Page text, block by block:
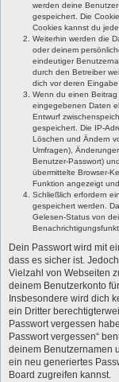
werden deine
gespeichert. Die
Cookies kannst du
Weiterhin werden die
oder deinem
eindeutiger
durch den Betreiber
dich vor deren Eingabe
Wenn du einen
eingegebenen Daten
Entwurf
gespeichert. Die IP-
Löschen und Ändern
Umfragen),
Benutzer-Passwort)
übermittelte Browser-
Funktion angezeigt
Schließlich erfordern
gespeichert werden.
Gelesen-Status von
Dein Passwort wird mit
dass es sicher ist.
Vielzahl von Webseiten
deinem Benutzerkonto
Insbesondere wird dich
ein Dritter
Passwort vergessen
Passwort vergessen“
deinem Benutzernamen
ein neu generiertes
Board zugreifen kannst.